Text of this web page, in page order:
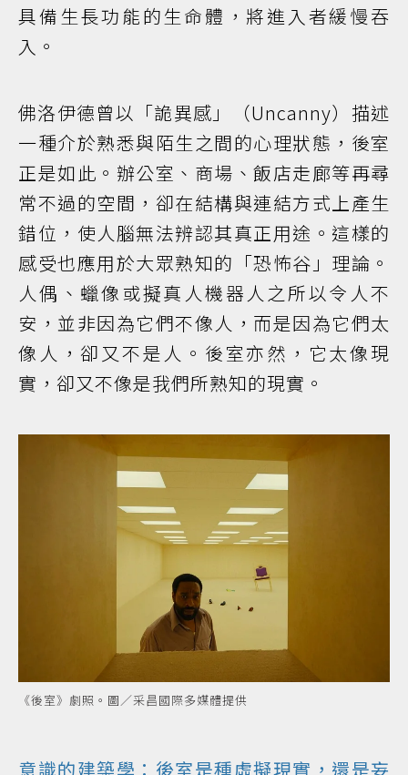
具備生長功能的生命體，將進入者緩慢吞
入。
佛洛伊德曾以「詭異感」（Uncanny）描述
一種介於熟悉與陌生之間的心理狀態，後室
正是如此。辦公室、商場、飯店走廊等再尋
常不過的空間，卻在結構與連結方式上產生
錯位，使人腦無法辨認其真正用途。這樣的
感受也應用於大眾熟知的「恐怖谷」理論。
人偶、蠟像或擬真人機器人之所以令人不
安，並非因為它們不像人，而是因為它們太
像人，卻又不是人。後室亦然，它太像現
實，卻又不像是我們所熟知的現實。
《後室》劇照。圖／采昌國際多媒體提供
意識的建築學：後室是種虛擬現實，還是妄